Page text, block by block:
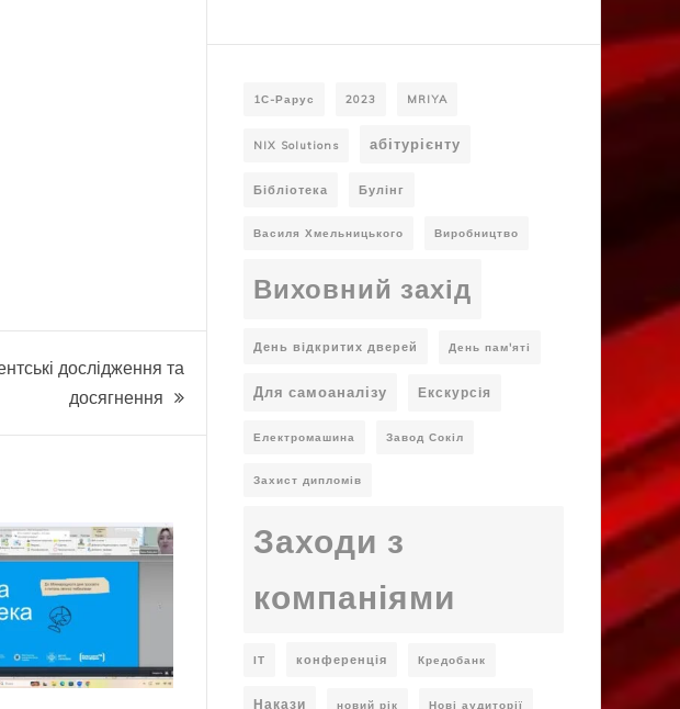
дослідження та
досягнення
1С-Рарус 2023 MRIYA
NIX Solutions абітурієнту
Бібліотека Булінг
Василя Хмельницького Виробництво
Виховний захід
День відкритих дверей День пам'яті
Для самоаналізу Екскурсія
Електромашина Завод Сокіл
Захист дипломів
Заходи з
компаніями
ІТ конференція Кредобанк
Накази новий рік Нові аудиторії